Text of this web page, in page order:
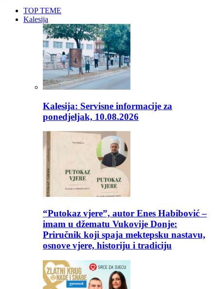
TOP TEME
Kalesija
Kalesija: Servisne informacije za
ponedjeljak, 10.08.2026
“Putokaz vjere”, autor Enes Habibović –
imam u džematu Vukovije Donje:
Priručnik koji spaja mektepsku nastavu,
osnove vjere, historiju i tradiciju